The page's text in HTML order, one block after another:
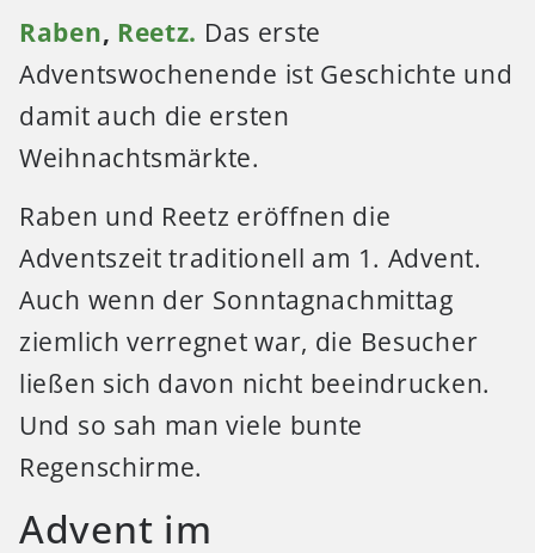
Raben, Reetz. Das erste
Adventswochenende ist Geschichte und
damit auch die ersten
Weihnachtsmärkte.
Raben und Reetz eröffnen die
Adventszeit traditionell am 1. Advent.
Auch wenn der Sonntagnachmittag
ziemlich verregnet war, die Besucher
ließen sich davon nicht beeindrucken.
Und so sah man viele bunte
Regenschirme.
Advent im